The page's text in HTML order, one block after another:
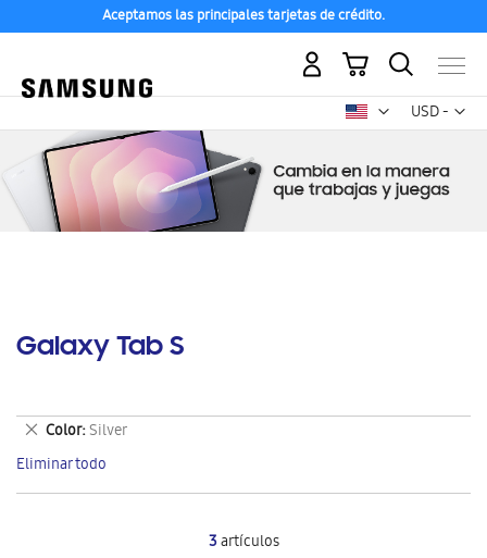
Aceptamos las principales tarjetas de crédito.
USD -
dólar
Mi carrito
Galaxy Tab S
3artículos
Color Silver
Eliminar
este
artículo
Eliminar todo